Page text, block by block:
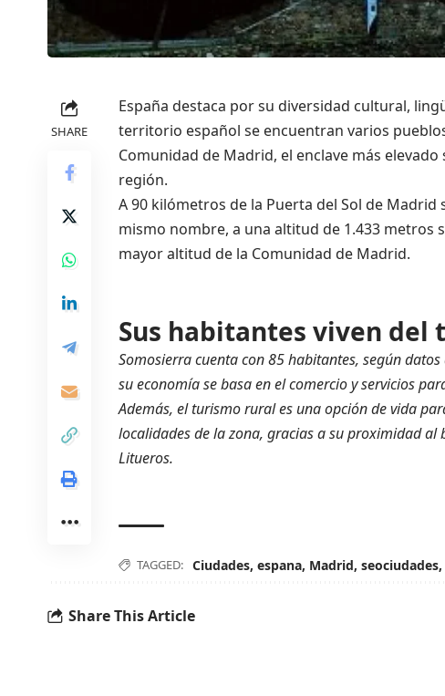
SHARE
España destaca por su diversidad cultural,
territorio español se encuentran varios
Comunidad de Madrid, el enclave más
región.
A 90 kilómetros de la Puerta del Sol de
mismo nombre, a una altitud de 1.433 metros
mayor altitud de la Comunidad de Madrid.
Sus habitantes viven del
Somosierra cuenta con 85 habitantes, según
su economía se basa en el comercio y servicios
Además, el turismo rural es una opción de vida
localidades de la zona, gracias a su proximidad al
Litueros.
TAGGED: Ciudades, espana, Madrid, seociudades,
Share This Article